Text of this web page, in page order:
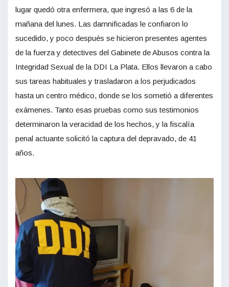
lugar quedó otra enfermera, que ingresó a las 6 de la
mañana del lunes. Las damnificadas le confiaron lo
sucedido, y poco después se hicieron presentes agentes
de la fuerza y detectives del Gabinete de Abusos contra la
Integridad Sexual de la DDI La Plata. Ellos llevaron a cabo
sus tareas habituales y trasladaron a los perjudicados
hasta un centro médico, donde se los sometió a diferentes
exámenes. Tanto esas pruebas como sus testimonios
determinaron la veracidad de los hechos, y la fiscalía
penal actuante solicitó la captura del depravado, de 41
años.